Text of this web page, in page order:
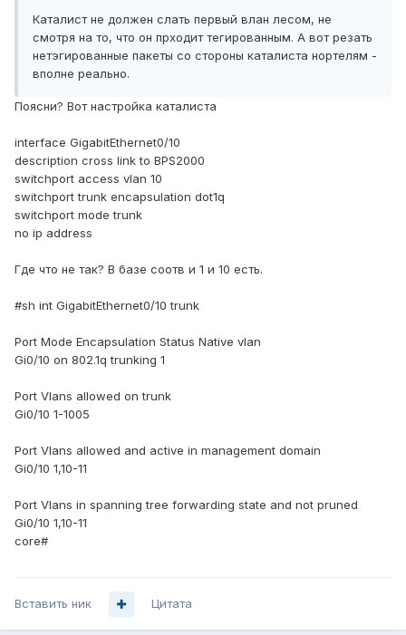
Каталист не должен слать первый влан лесом, не
смотря на то, что он прходит тегированным. А вот резать
нетэгированные пакеты со стороны каталиста нортелям -
вполне реально.
Поясни? Вот настройка каталиста
interface GigabitEthernet0/10
description cross link to BPS2000
switchport access vlan 10
switchport trunk encapsulation dot1q
switchport mode trunk
no ip address
Где что не так? В базе соотв и 1 и 10 есть.
#sh int GigabitEthernet0/10 trunk
Port Mode Encapsulation Status Native vlan
Gi0/10 on 802.1q trunking 1
Port Vlans allowed on trunk
Gi0/10 1-1005
Port Vlans allowed and active in management domain
Gi0/10 1,10-11
Port Vlans in spanning tree forwarding state and not pruned
Gi0/10 1,10-11
core#
Вставить ник Цитата